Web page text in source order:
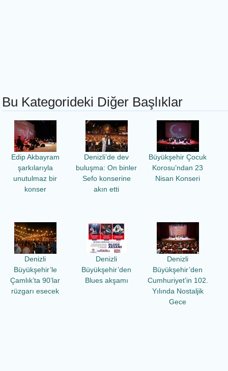
Bu Kategorideki Diğer Başlıklar
Edip Akbayram
şarkılarıyla
unutulmaz bir
konser
Denizli’de dev
buluşma: On binler
Sefo konserine
akın etti
Büyükşehir Çocuk
Korosu’ndan 23
Nisan Konseri
Denizli
Büyükşehir’le
Çamlık’ta 90’lar
rüzgarı esecek
Denizli
Büyükşehir’den
Blues akşamı
Denizli
Büyükşehir’den
Cumhuriyet’in 102.
Yılında Nostaljik
Gece